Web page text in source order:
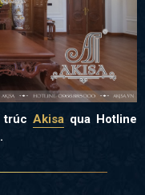
trúcAkisa qua Hotline